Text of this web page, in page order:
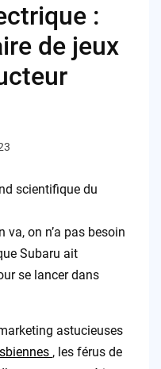
:
de jeux
scientifique du
va, on n’a pas besoin
Subaru ait
se lancer dans
astucieuses
, les férus de